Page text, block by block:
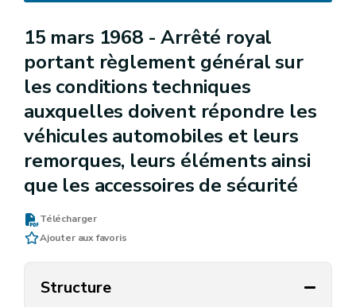
15 mars 1968 -Arrêté royal
portant règlement général sur
les conditions techniques
auxquelles doivent répondre les
véhicules automobiles et leurs
remorques, leurs éléments ainsi
que les accessoires de sécurité
Télécharger
Ajouter aux favoris
Structure